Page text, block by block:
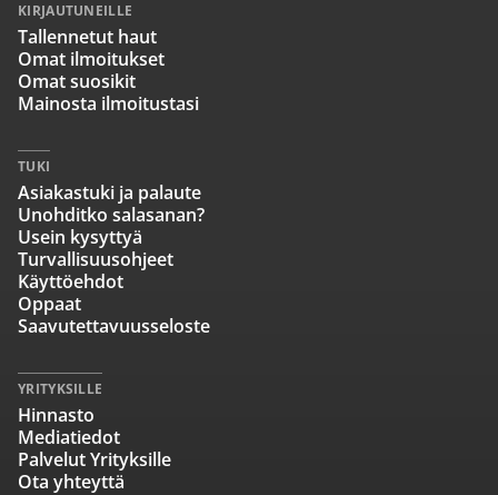
KIRJAUTUNEILLE
Tallennetut haut
Omat ilmoitukset
Omat suosikit
Mainosta ilmoitustasi
TUKI
Asiakastuki ja palaute
Unohditko salasanan?
Usein kysyttyä
Turvallisuusohjeet
Käyttöehdot
Oppaat
Saavutettavuusseloste
YRITYKSILLE
Hinnasto
Mediatiedot
Palvelut Yrityksille
Ota yhteyttä